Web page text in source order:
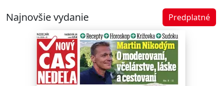
Najnovšie vydanie Predplatné